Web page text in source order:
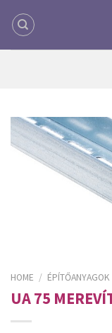
HOME / ÉPÍTŐANYAGOK
UA 75